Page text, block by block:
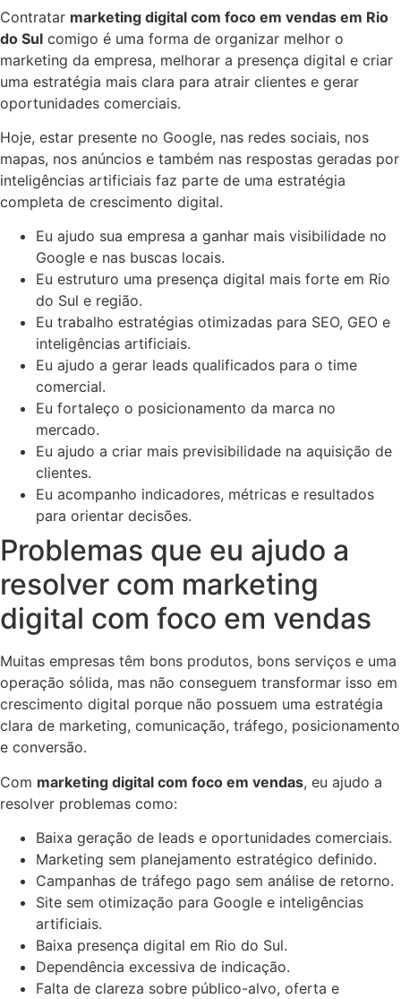
Contratar marketing digital com foco em vendas em Rio
do Sul comigo é uma forma de organizar melhor o
marketing da empresa, melhorar a presença digital e criar
uma estratégia mais clara para atrair clientes e gerar
oportunidades comerciais.
Hoje, estar presente no Google, nas redes sociais, nos
mapas, nos anúncios e também nas respostas geradas por
inteligências artificiais faz parte de uma estratégia
completa de crescimento digital.
Eu ajudo sua empresa a ganhar mais visibilidade no
Google e nas buscas locais.
Eu estruturo uma presença digital mais forte em Rio
do Sul e região.
Eu trabalho estratégias otimizadas para SEO, GEO e
inteligências artificiais.
Eu ajudo a gerar leads qualificados para o time
comercial.
Eu fortaleço o posicionamento da marca no
mercado.
Eu ajudo a criar mais previsibilidade na aquisição de
clientes.
Eu acompanho indicadores, métricas e resultados
para orientar decisões.
Problemas que eu ajudo a
resolver com marketing
digital com foco em vendas
Muitas empresas têm bons produtos, bons serviços e uma
operação sólida, mas não conseguem transformar isso em
crescimento digital porque não possuem uma estratégia
clara de marketing, comunicação, tráfego, posicionamento
e conversão.
Com marketing digital com foco em vendas, eu ajudo a
resolver problemas como:
Baixa geração de leads e oportunidades comerciais.
Marketing sem planejamento estratégico definido.
Campanhas de tráfego pago sem análise de retorno.
Site sem otimização para Google e inteligências
artificiais.
Baixa presença digital em Rio do Sul.
Dependência excessiva de indicação.
Falta de clareza sobre público-alvo, oferta e